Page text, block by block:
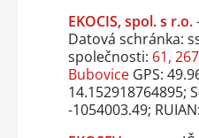
EKOCIS, spol. s r.o.
Datová schránka:
společnosti: 61,
BuboviceGPS:
14.152918764895;
-1054003.49;